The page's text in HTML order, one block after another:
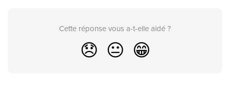
Cette réponse vous a-t-elle aidé ?
😞 😐 😁